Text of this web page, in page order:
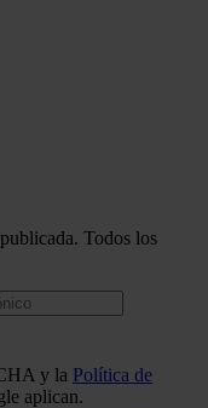
Todos los
y la Política de
aplican.